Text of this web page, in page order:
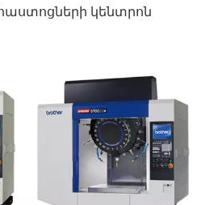
հաստոցների կենտրոն